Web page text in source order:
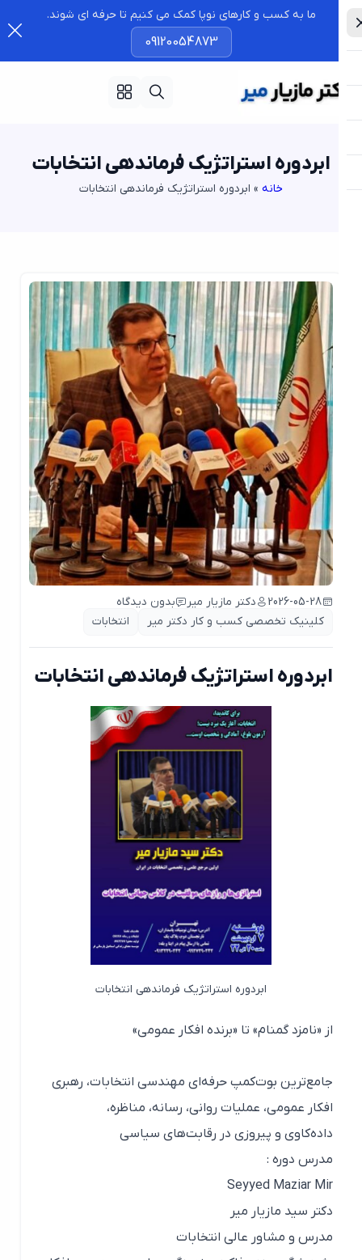
ما به کسب و کارهای نوپا کمک می کنیم تا حرفه ای شوند.
09120054873
ابر‌دوره استراتژیک فرماندهی انتخابات
»ابر‌دوره استراتژیک فرماندهی انتخابات
2026-05-28 دکتر مازیار میر
بدون دیدگاه
کلینیک تخصصی کسب و کار دکتر میر
انتخابات
ابر‌دوره استراتژیک فرماندهی انتخابات
ابر‌دوره استراتژیک فرماندهی انتخابات
از «نامزد گمنام» تا «برنده افکار عمومی»
جامع‌ترین بوت‌کمپ حرفه‌ای مهندسی انتخابات، رهبری
افکار عمومی، عملیات روانی، رسانه، مناظره،
داده‌کاوی و پیروزی در رقابت‌های سیاسی
مدرس دوره :
Seyyed Maziar Mir
دکتر سید مازیار میر
مدرس و مشاور عالی انتخابات